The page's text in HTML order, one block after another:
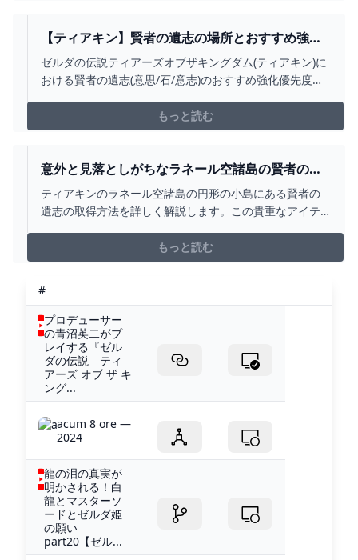
【ティアキン】賢者の遺志の場所とおすすめ強化
優先度【ゼルダの伝説ティアーズオブザキングダ
ム】 ティアキン
ゼルダの伝説ティアーズオブザキングダム(ティアキン)に
おける賢者の遺志(意思/石/意志)のおすすめ強化優先度で
効果について掲載しています。
もっと読む
意外と見落としがちなラネール空諸島の賢者の遺
志の入手場所【ティアキン攻略】 - YOUTUBE
ティアキンのラネール空諸島の円形の小島にある賢者の
遺志の取得方法を詳しく解説します。この貴重なアイテ
ばりゲージ２周ほど）と入手可能です。動画では、小島
までの行き方やブロックゴーレム（中等）の攻略法を説
がよりスムーズ...
もっと読む
#
プロデューサー
の青沼英二がプ
レイする『ゼル
ダの伝説 ティ
アーズ オブ ザ キ
ング...
acum 8 ore —
2024
龍の泪の真実が
明かされる！白
龍とマスターソ
ードとゼルダ姫
の願い
part20【ゼル...